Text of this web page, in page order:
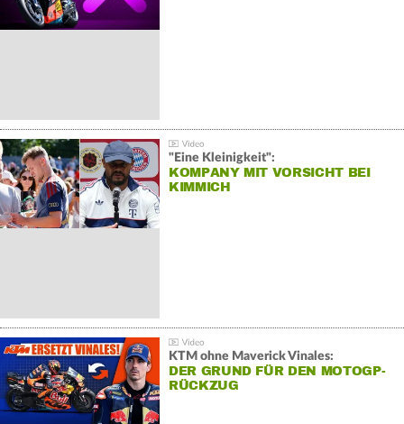
"Eine Kleinigkeit":
KOMPANY MIT VORSICHT BEI
KIMMICH
KTM ohne Maverick Vinales:
DER GRUND FÜR DEN MOTOGP-
RÜCKZUG